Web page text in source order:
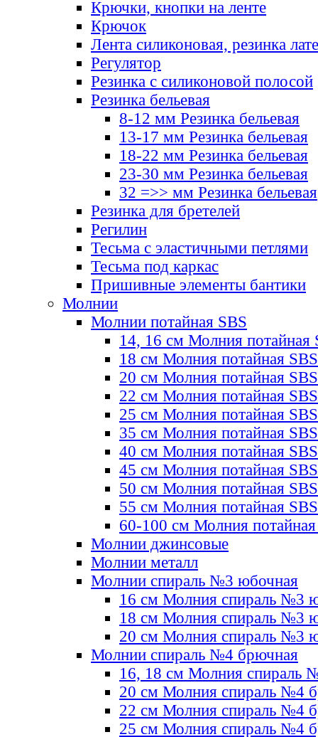
Крючки, кнопки на ленте
Крючок
Лента силиконовая, резинка
Регулятор
Резинка с силиконовой полосой
Резинка бельевая
8-12 мм Резинка бельевая
13-17 мм Резинка бельевая
18-22 мм Резинка бельевая
23-30 мм Резинка бельевая
32 =>> мм Резинка бельевая
Резинка для бретелей
Регилин
Тесьма с эластичными петлями
Тесьма под каркас
Пришивные элементы бантики
Молнии
Молнии потайная SBS
14, 16 см Молния потайная
18 см Молния потайная SBS
20 см Молния потайная SBS
22 см Молния потайная SBS
25 см Молния потайная SBS
35 см Молния потайная SBS
40 см Молния потайная SBS
45 см Молния потайная SBS
50 см Молния потайная SBS
55 см Молния потайная SBS
60-100 см Молния
Молнии джинсовые
Молнии металл
Молнии спираль №3 юбочная
16 см Молния спираль №3
18 см Молния спираль №3
20 см Молния спираль №3
Молнии спираль №4 брючная
16, 18 см Молния спираль
20 см Молния спираль №4
22 см Молния спираль №4
25 см Молния спираль №4